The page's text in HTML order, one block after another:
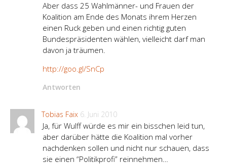
Aber dass 25 Wahlmänner- und Frauen der
Koalition am Ende des Monats ihrem Herzen
einen Ruck geben und einen richtig guten
Bundespräsidenten wählen, vielleicht darf man
davon ja träumen.
http://goo.gl/SnCp
Antworten
Tobias Faix 6. Juni 2010
Ja, für Wulff würde es mir ein bisschen leid tun,
aber darüber hätte die Koalition mal vorher
nachdenken sollen und nicht nur schauen, dass
sie einen “Politikprofi” reinnehmen…